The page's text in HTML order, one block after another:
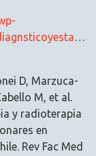
D, Marzuca-
M, et al.
y radioterapia
en
Rev Fac Med